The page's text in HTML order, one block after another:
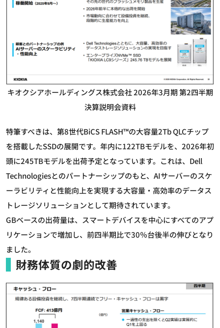
キオクシアホールディングス株式会社 2026年3⽉期 第2四半期
決算説明会資料
特筆すべきは、第8世代BiCS FLASH™の大容量2Tb QLCチップ
を搭載したSSDの展開です。年内に122TBモデルを、2026年初
頭に245TBモデルを出荷予定となっています。これは、Dell
Technologiesとのパートナーシップのもと、AIサーバーのスケ
ーラビリティと性能向上を実現する大容量・高効率のデータス
トレージソリューションとして期待されています。
GBベースの出荷量は、スマートデバイスを中心にすべてのアプ
リケーションで増加し、前四半期比で30％台後半の伸びとなり
ました。
財務体質の劇的改善